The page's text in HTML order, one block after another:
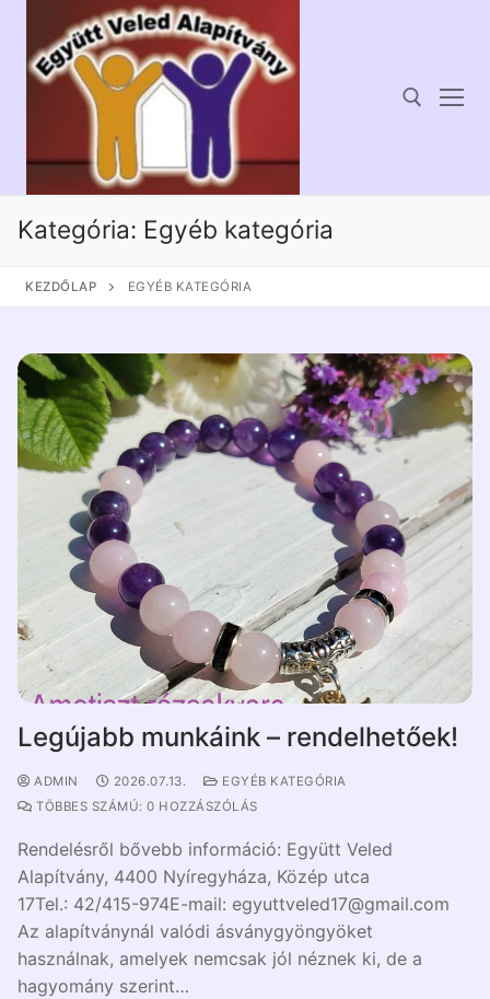
tartalomra
Keresése:
Kategória: Egyéb kategória
KEZDŐLAP EGYÉB KATEGÓRIA
Legújabb munkáink – rendelhetőek!
ADMIN 2026.07.13.
EGYÉB KATEGÓRIA
TÖBBES SZÁMÚ: 0 HOZZÁSZÓLÁS
Rendelésről bővebb információ: Együtt Veled
Alapítvány, 4400 Nyíregyháza, Közép utca
17Tel.: 42/415-974E-mail: egyuttveled17@gmail.com
Az alapítványnál valódi ásványgyöngyöket
használnak, amelyek nemcsak jól néznek ki, de a
hagyomány szerint…